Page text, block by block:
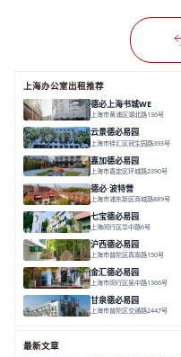
上海办公室出租推荐
德必上海书城WE
上海市黄浦区湖北路136号
云景德必易园
上海市徐汇区冠生园路393号
嘉加德必易园
上海市嘉定区环城路2390号
德必·波特营
上海市浦东新区商城路889号
七宝德必易园
上海闵行区华中路6号
沪西德必易园
上海市普陀区真南路150号
金汇德必易园
上海市闵行区吴中路1366号
甘泉德必易园
上海市普陀区交通路2447号
最新文章